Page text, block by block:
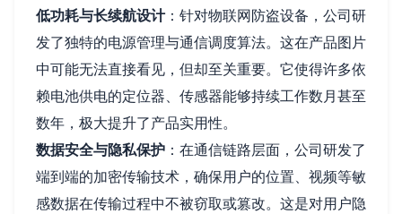
低功耗与长续航设计：针对物联网防盗设备，公司研
发了独特的电源管理与通信调度算法。这在产品图片
中可能无法直接看见，但却至关重要。它使得许多依
赖电池供电的定位器、传感器能够持续工作数月甚至
数年，极大提升了产品实用性。
数据安全与隐私保护 ：在通信链路层面，公司研发了
端到端的加密传输技术，确保用户的位置、视频等敏
感数据在传输过程中不被窃取或篡改。这是对用户隐